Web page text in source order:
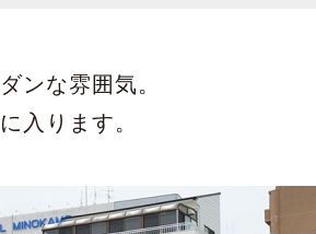
ンな雰囲気。
入ります。